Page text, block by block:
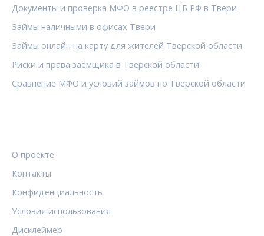
Документы и проверка МФО в реестре ЦБ РФ в Твери
Займы наличными в офисах Твери
Займы онлайн на карту для жителей Тверской области
Риски и права заёмщика в Тверской области
Сравнение МФО и условий займов по Тверской области
О проекте
Контакты
Конфиденциальность
Условия использования
Дисклеймер